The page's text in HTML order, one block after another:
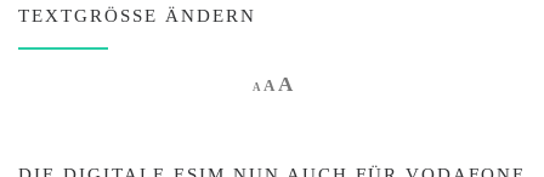
TEXTGRÖSSE ÄNDERN
A Decrease font size.
AReset font size.
AIncrease font size.